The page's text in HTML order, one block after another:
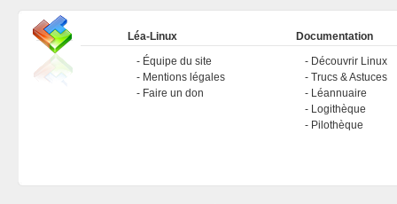
Léa-Linux
Équipe du site
Mentions légales
Faire un don
Documentation
Découvrir Linux
Trucs & Astuces
Léannuaire
Logithèque
Pilothèque